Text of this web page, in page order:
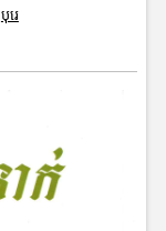
បុរេ